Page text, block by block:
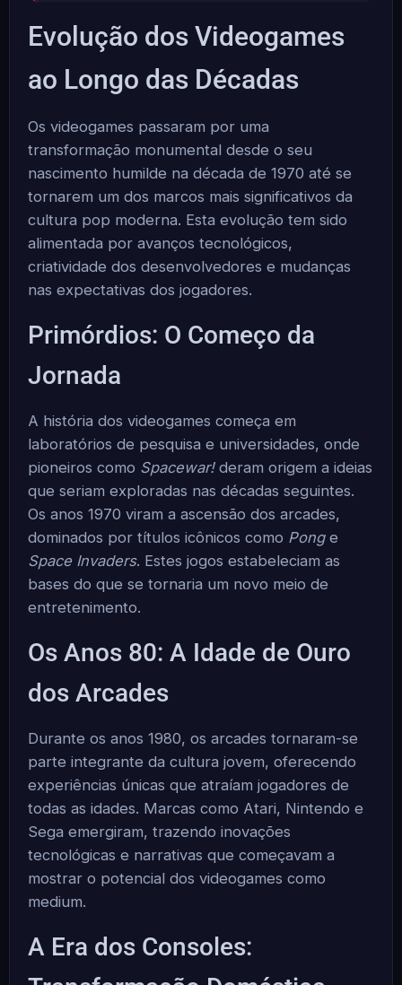
Evolução dos Videogames
ao Longo das Décadas
Os videogames passaram por uma
transformação monumental desde o seu
nascimento humilde na década de 1970 até se
tornarem um dos marcos mais significativos da
cultura pop moderna. Esta evolução tem sido
alimentada por avanços tecnológicos,
criatividade dos desenvolvedores e mudanças
nas expectativas dos jogadores.
Primórdios: O Começo da
Jornada
A história dos videogames começa em
laboratórios de pesquisa e universidades, onde
pioneiros como Spacewar!deram origem a ideias
que seriam exploradas nas décadas seguintes.
Os anos 1970 viram a ascensão dos arcades,
dominados por títulos icônicos como Ponge
Space Invaders. Estes jogos estabeleciam as
bases do que se tornaria um novo meio de
entretenimento.
Os Anos 80: A Idade de Ouro
dos Arcades
Durante os anos 1980, os arcades tornaram-se
parte integrante da cultura jovem, oferecendo
experiências únicas que atraíam jogadores de
todas as idades. Marcas como Atari, Nintendo e
Sega emergiram, trazendo inovações
tecnológicas e narrativas que começavam a
mostrar o potencial dos videogames como
medium.
A Era dos Consoles: